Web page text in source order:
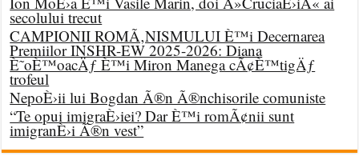
secolului trecut
CAMPIONII ROMÃ‚NISMULUI È™i Decernarea
Premiilor INSHR-EW 2025-2026: Diana
È˜oÈ™oacÄƒ È™i Miron Manega cÃ¢È™tigÄƒ
trofeul
NepoÈ›ii lui Bogdan Ã®n Ã®nchisorile comuniste
“Te opui imigraÈ›iei? Dar È™i romÃ¢nii sunt
imigranÈ›i Ã®n vest”